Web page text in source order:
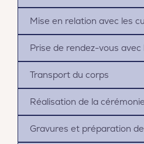
Mise en relation avec les
Prise de rendez-vous
Transport du corps
Réalisation de la
Gravures et préparation